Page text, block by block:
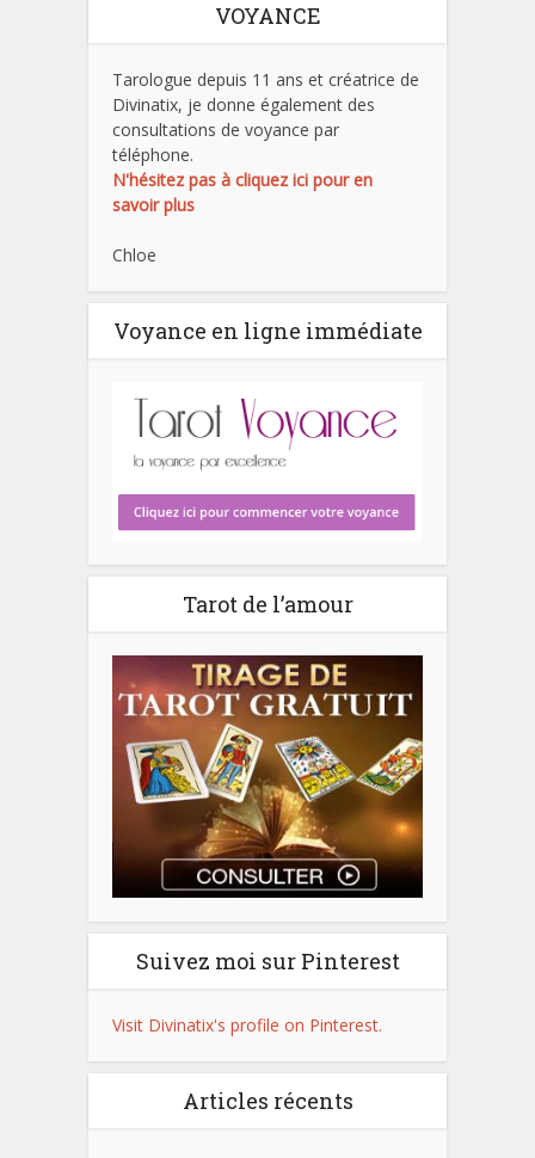
VOYANCE
Tarologue depuis 11 ans et créatrice de
Divinatix, je donne également des
consultations de voyance par
téléphone.
N'hésitez pas à cliquez ici pour en
savoir plus
Chloe
Voyance en ligne immédiate
Tarot de l’amour
Suivez moi sur Pinterest
Visit Divinatix's profile on Pinterest.
Articles récents